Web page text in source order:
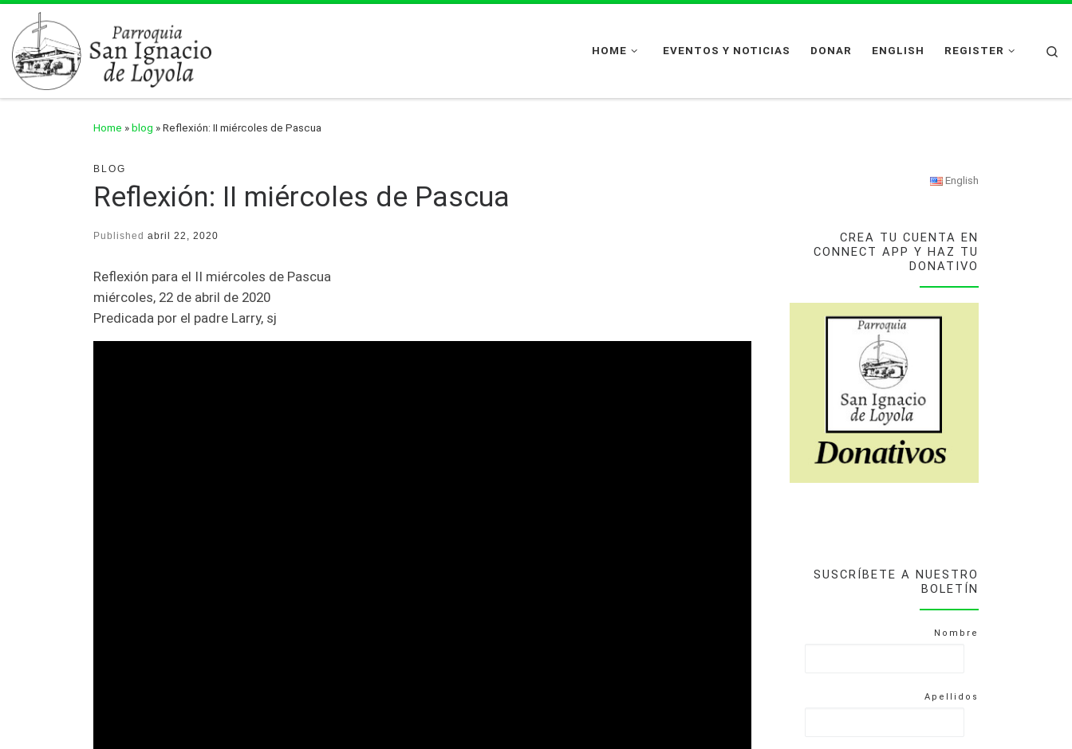
Skip to content
HOME EVENTOS Y NOTICIAS DONAR ENGLISH REGISTER
Home » blog » Reflexión: II miércoles de Pascua
BLOG
Reflexión: II miércoles de Pascua
Published abril 22, 2020
Reflexión para el II miércoles de Pascua
miércoles, 22 de abril de 2020
Predicada por el padre Larry, sj
English
CREA TU CUENTA EN
CONNECT APP Y HAZ TU
DONATIVO
SUSCRÍBETE A NUESTRO
BOLETÍN
Nombre
Apellidos